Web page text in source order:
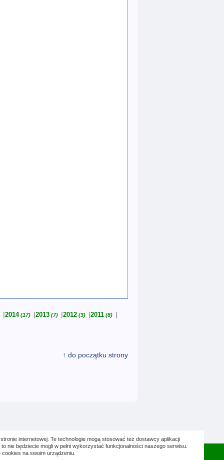
2014(17) 2013 (7) 2012 (3) 2011 (8)
↑ do początku strony
internetowej. Te technologie mogą stosować też dostawcy aplikacji
nie będziecie mogli w pełni wykorzystać funkcjonalności naszego serwisu.
na swoim urządzeniu.